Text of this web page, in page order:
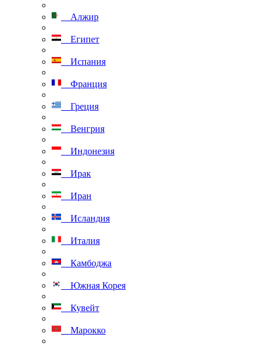
Алжир
Египет
Испания
Франция
Греция
Венгрия
Индонезия
Ирак
Иран
Исландия
Италия
Камбоджа
Южная Корея
Кувейт
Марокко